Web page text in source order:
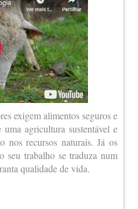
exigem alimentos seguros e
agricultura sustentável e
nos recursos naturais. Já os
seu trabalho se traduza num
qualidade de vida.